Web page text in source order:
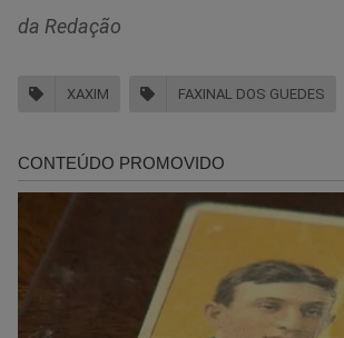
da Redação
XAXIM FAXINAL DOS GUEDES